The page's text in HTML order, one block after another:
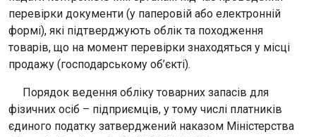
перевірки документи (у паперовій або електронній
формі), які підтверджують облік та походження
товарів, що на момент перевірки знаходяться у місці
продажу (господарському об’єкті).
Порядок ведення обліку товарних запасів для
фізичних осіб – підприємців, у тому числі платників
єдиного податку затверджений наказом Міністерства